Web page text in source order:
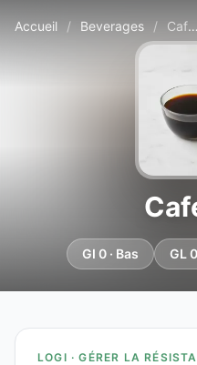
Accueil / Beverages / Café noir
GI 0 · Bas GL
LOGI · GÉRER LA